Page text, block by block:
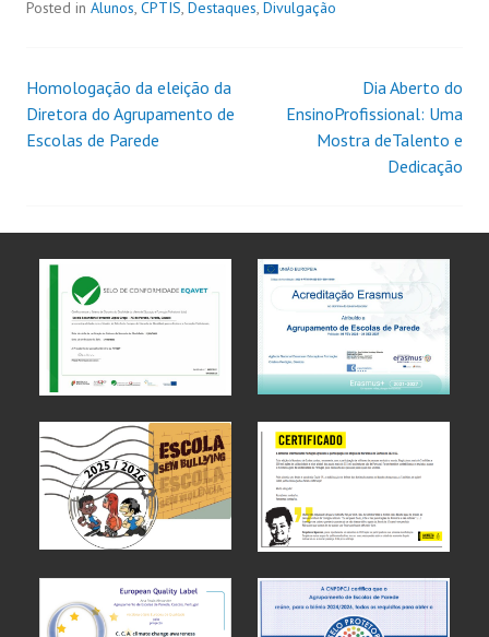
Posted in Alunos, CPTIS, Destaques, Divulgação
Homologação da eleição da
Diretora do Agrupamento de
Escolas de Parede
Dia Aberto do
EnsinoProfissional: Uma
Mostra deTalento e
Dedicação